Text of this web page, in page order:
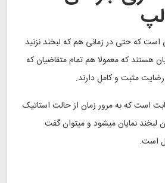
که حتی در زمانی هم که لبخند نزنید
هستند که معمولا هم تمام متقاضیان که
رضایت مثبت و کامل دارند.
است که به مرور زمان از حالت استاتیک
نمایان میشود و میتوان گفت